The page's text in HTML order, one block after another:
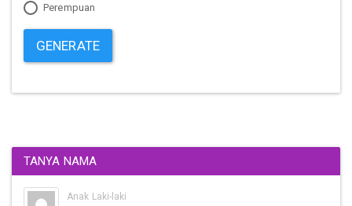
Perempuan
GENERATE
TANYA NAMA
Anak Laki-laki